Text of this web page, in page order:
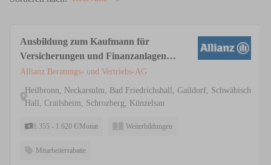
Ausbildung zum Kaufmann für
Versicherungen und Finanzanlagen
(m/w/d)
Allianz Beratungs- und Vertriebs-AG
Heilbronn, Neckarsulm, Bad Friedrichshall, Gaildorf, Schwäbisch
Hall, Crailsheim, Schrozberg, Künzelsau
1.355 - 1.620 €/Monat Weiterbildungen
Mitarbeiterrabatte